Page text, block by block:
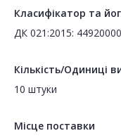
Класифікатор та
ДК 021:2015:
Кількість/Одиниці
10 штуки
Місце поставки